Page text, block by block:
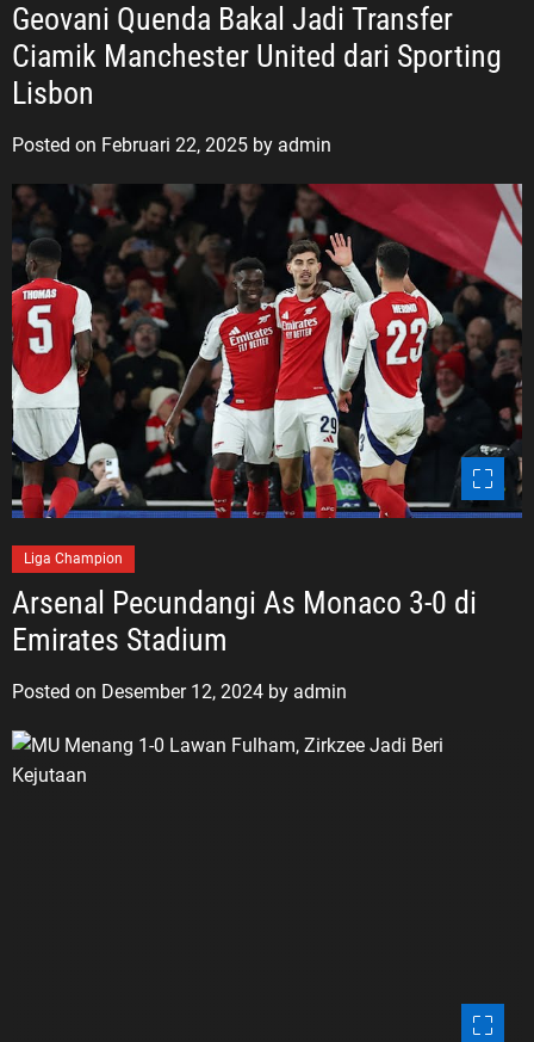
Geovani Quenda Bakal Jadi Transfer
Ciamik Manchester United dari Sporting
Lisbon
Posted on Februari 22, 2025 by admin
Liga Champion
Arsenal Pecundangi As Monaco 3-0 di
Emirates Stadium
Posted on Desember 12, 2024 by admin